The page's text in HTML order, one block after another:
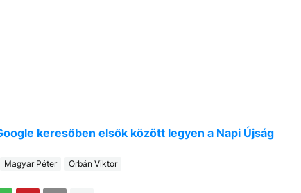
keresőben elsők között legyen a Napi Újság
Magyar Péter Orbán Viktor